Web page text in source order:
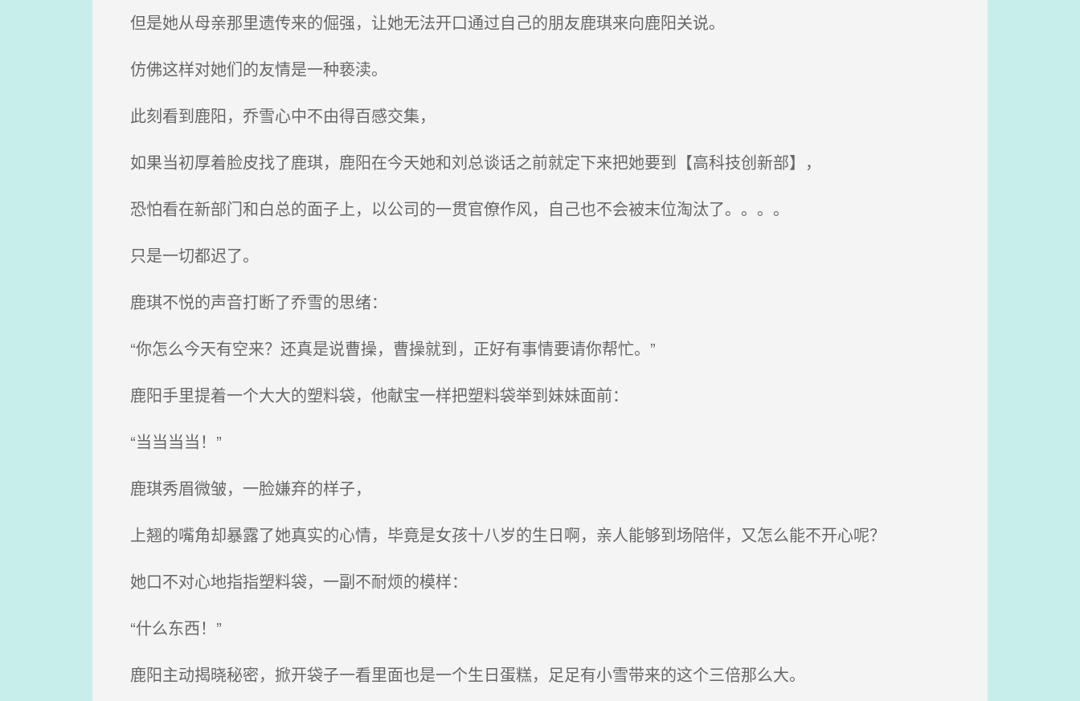
但是她从母亲那里遗传来的倔强，让她无法开口通过自己的朋友鹿琪来向鹿阳关说。
仿佛这样对她们的友情是一种亵渎。
此刻看到鹿阳，乔雪心中不由得百感交集，
如果当初厚着脸皮找了鹿琪，鹿阳在今天她和刘总谈话之前就定下来把她要到【高科技创新部】，
恐怕看在新部门和白总的面子上，以公司的一贯官僚作风，自己也不会被末位淘汰了。。。。
只是一切都迟了。
鹿琪不悦的声音打断了乔雪的思绪：
“你怎么今天有空来？还真是说曹操，曹操就到，正好有事情要请你帮忙。”
鹿阳手里提着一个大大的塑料袋，他献宝一样把塑料袋举到妹妹面前：
“当当当当！”
鹿琪秀眉微皱，一脸嫌弃的样子，
上翘的嘴角却暴露了她真实的心情，毕竟是女孩十八岁的生日啊，亲人能够到场陪伴，又怎么能不开心呢？
她口不对心地指指塑料袋，一副不耐烦的模样：
“什么东西！”
鹿阳主动揭晓秘密，掀开袋子一看里面也是一个生日蛋糕，足足有小雪带来的这个三倍那么大。